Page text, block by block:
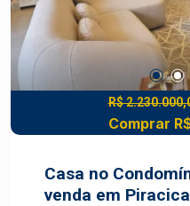
R$
Comprar
Casa no
venda em